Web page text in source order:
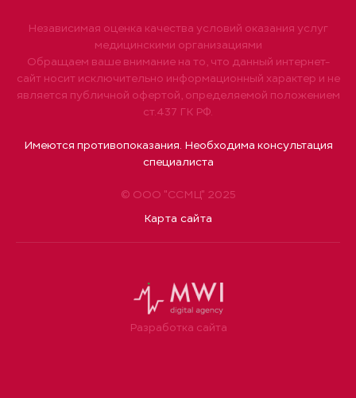
© ООО "ССМЦ" 2025
Карта сайта
Независимая оценка качества условий оказания услуг
медицинскими организациями
Обращаем ваше внимание на то, что данный интернет-
сайт носит исключительно информационный характер и не
является публичной офертой, определяемой положением
ст.437 ГК РФ.
Имеются противопоказания. Необходима консультация
специалиста
Разработка сайта